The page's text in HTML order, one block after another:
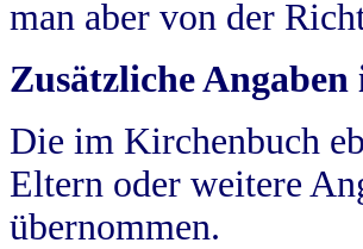
man aber von der
Zusätzliche
Die im Kirchenbuch
Eltern oder weitere
übernommen.